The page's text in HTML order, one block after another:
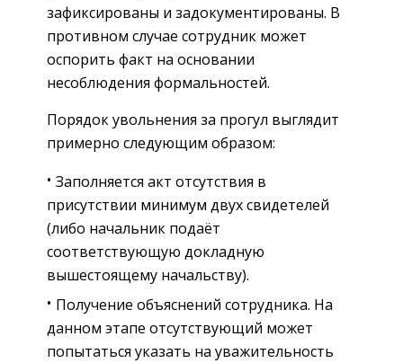
зафиксированы и задокументированы. В
противном случае сотрудник может
оспорить факт на основании
несоблюдения формальностей.
Порядок увольнения за прогул выглядит
примерно следующим образом:
Заполняется акт отсутствия в
присутствии минимум двух свидетелей
(либо начальник подаёт
соответствующую докладную
вышестоящему начальству).
Получение объяснений сотрудника. На
данном этапе отсутствующий может
попытаться указать на уважительность